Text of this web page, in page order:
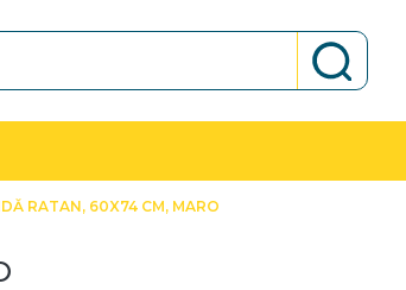
RATAN, 60X74 CM, MARO